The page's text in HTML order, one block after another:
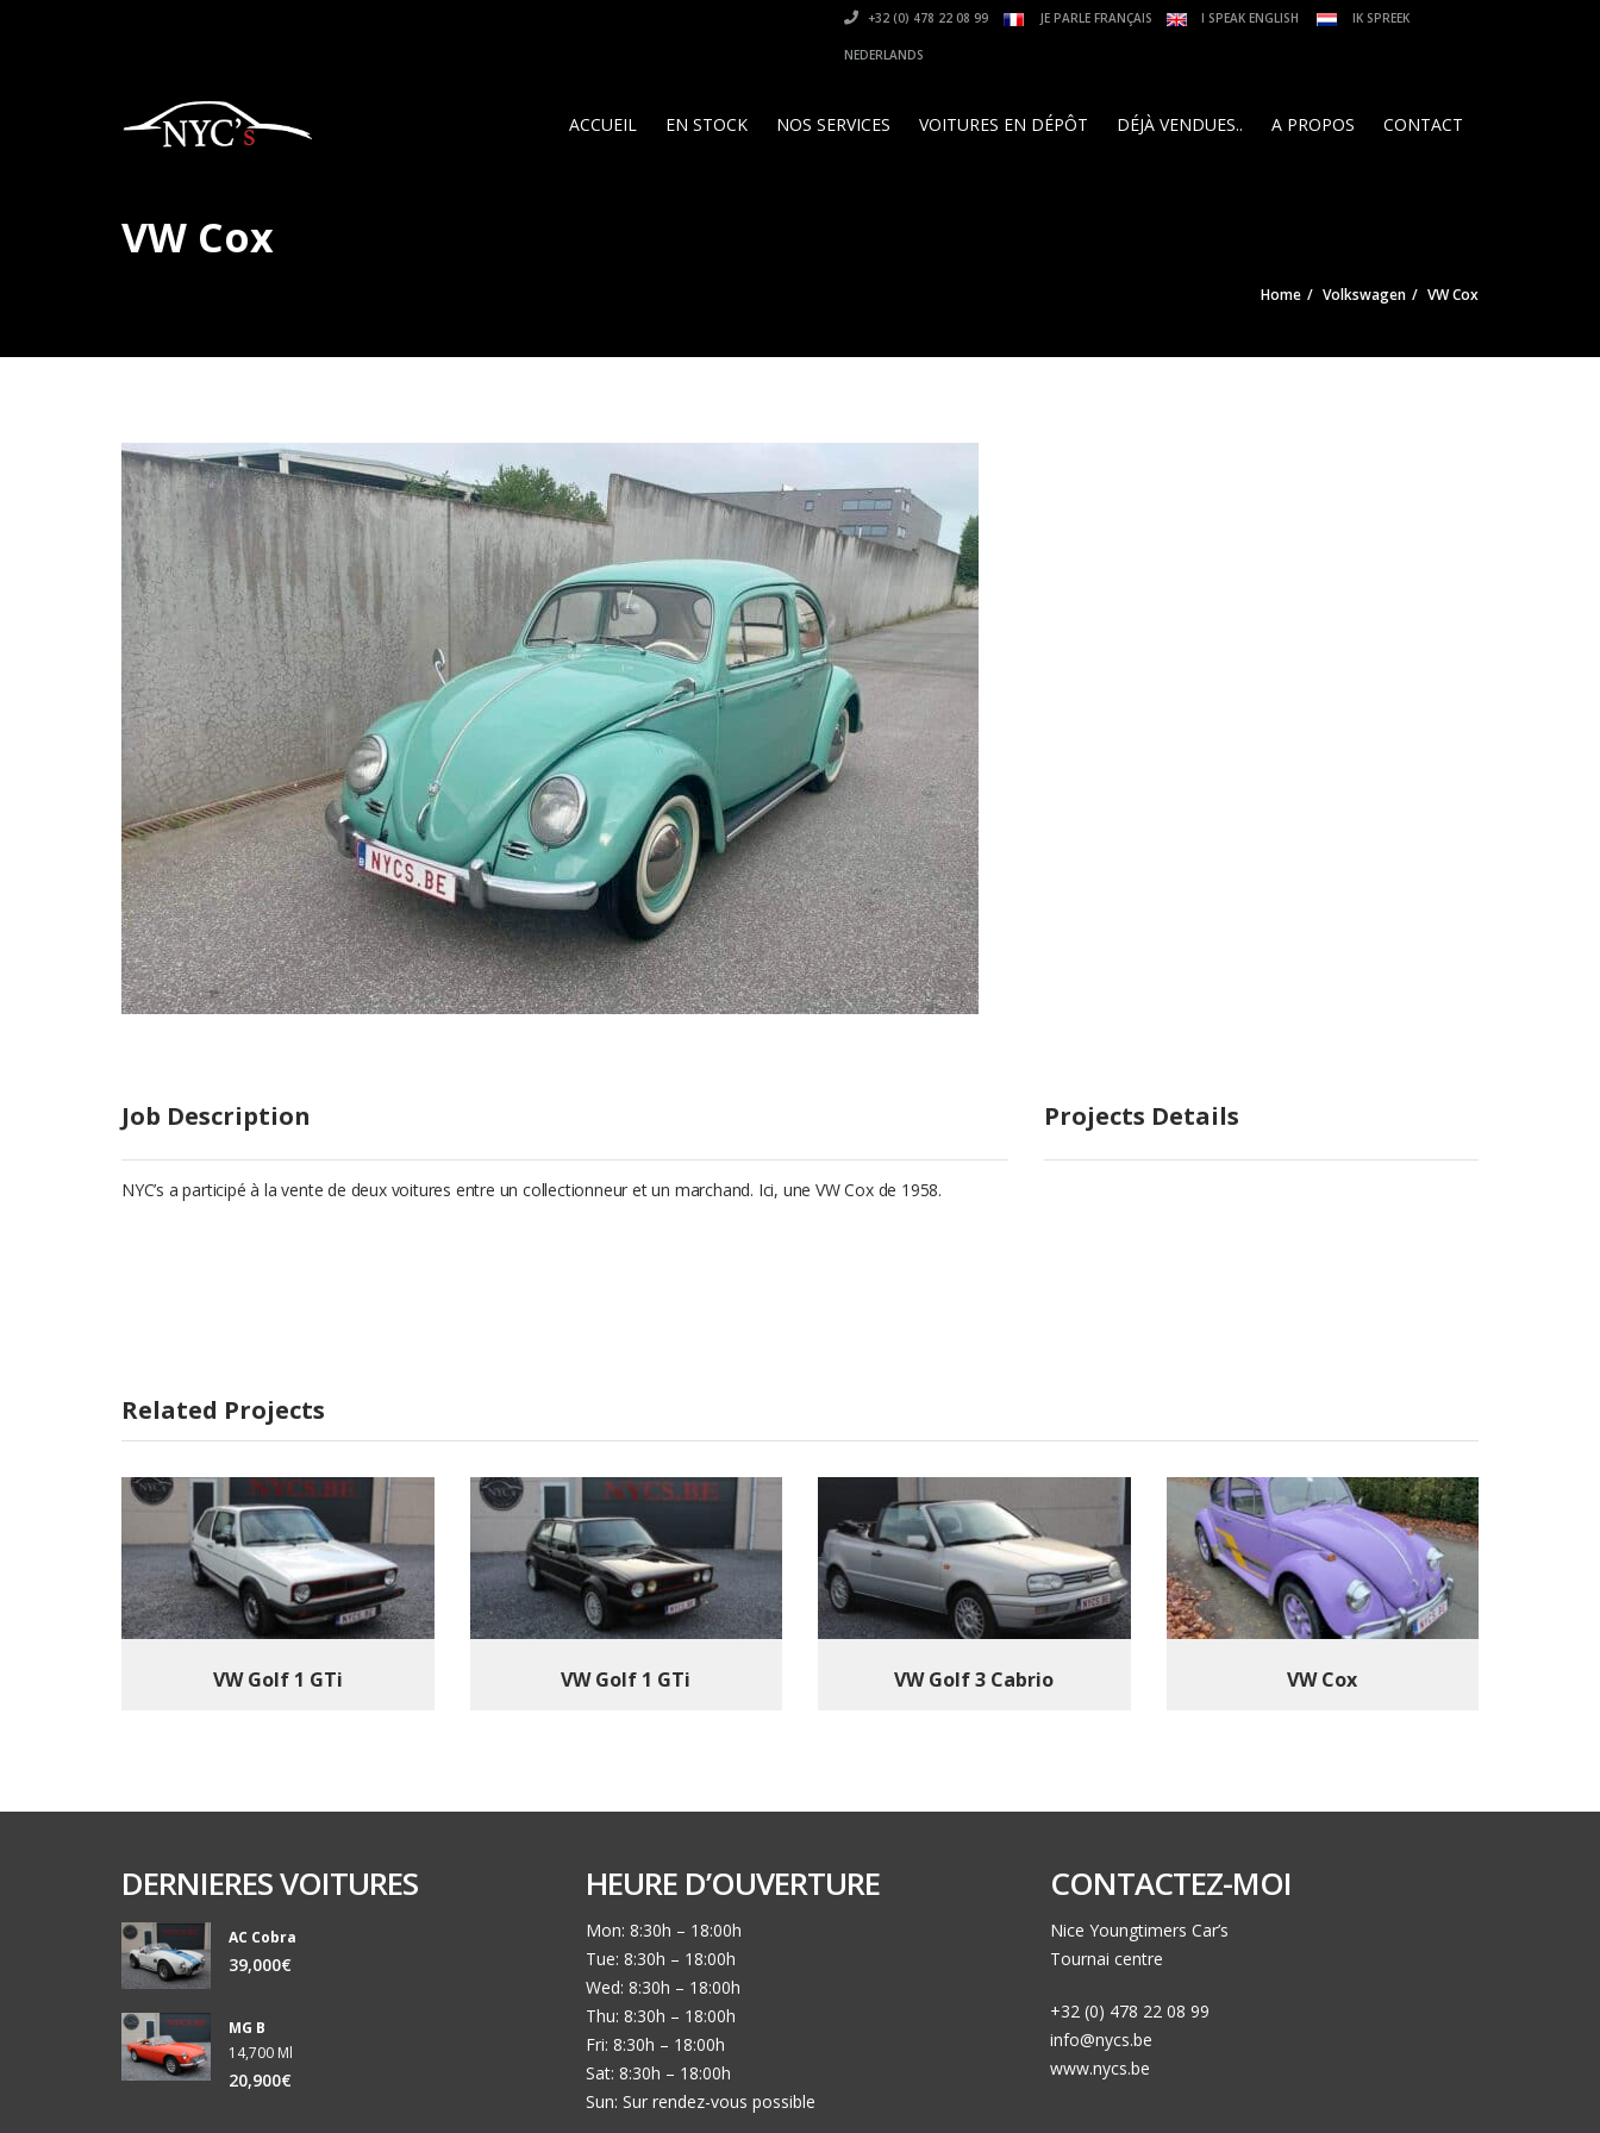
+32 (0) 478 22 08 99 JE PARLE FRANÇAIS I SPEAK ENGLISH IK SPREEK
NEDERLANDS
ACCUEIL EN STOCK NOS SERVICES VOITURES EN DÉPÔT DÉJÀ VENDUES.. A PROPOS CONTACT
VW Cox
Home Volkswagen VW Cox
Job Description
NYC’s a participé à la vente de deux voitures entre un collectionneur et un marchand. Ici, une VW Cox de 1958.
Projects Details
Related Projects
VW Golf 1 GTi VW Golf 1 GTi VW Golf 3 Cabrio VW Cox
DERNIERES VOITURES
AC Cobra
39,000€
MG B
14,700 Ml
20,900€
HEURE D’OUVERTURE
Mon: 8:30h – 18:00h
Tue: 8:30h – 18:00h
Wed: 8:30h – 18:00h
Thu: 8:30h – 18:00h
Fri: 8:30h – 18:00h
Sat: 8:30h – 18:00h
Sun: Sur rendez-vous possible
CONTACTEZ-MOI
Nice Youngtimers Car’s
Tournai centre
+32 (0) 478 22 08 99
info@nycs.be
www.nycs.be